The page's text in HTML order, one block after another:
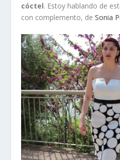
cóctel. Estoy hablando de
con complemento, deSonia